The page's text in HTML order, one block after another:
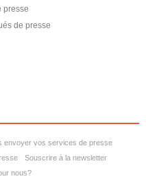
presse
de presse
envoyer vos services de presse
Souscrire à la newsletter
nous?